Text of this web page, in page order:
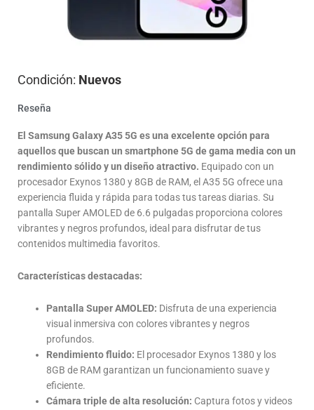
Condición: Nuevos
Reseña
El Samsung Galaxy A35 5G es una excelente opción para
aquellos que buscan un smartphone 5G de gama media con un
rendimiento sólido y un diseño atractivo. Equipado con un
procesador Exynos 1380 y 8GB de RAM, el A35 5G ofrece una
experiencia fluida y rápida para todas tus tareas diarias. Su
pantalla Super AMOLED de 6.6 pulgadas proporciona colores
vibrantes y negros profundos, ideal para disfrutar de tus
contenidos multimedia favoritos.
Características destacadas:
Pantalla Super AMOLED: Disfruta de una experiencia
visual inmersiva con colores vibrantes y negros
profundos.
Rendimiento fluido: El procesador Exynos 1380 y los
8GB de RAM garantizan un funcionamiento suave y
eficiente.
Cámara triple de alta resolución: Captura fotos y videos